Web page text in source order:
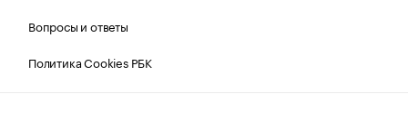
Вопросы и ответы
Политика Cookies РБК